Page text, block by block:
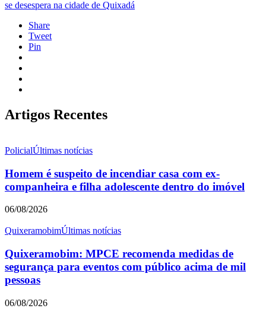
se desespera na cidade de Quixadá
Share
Tweet
Pin
Artigos Recentes
PolicialÚltimas notícias
Homem é suspeito de incendiar casa com ex-
companheira e filha adolescente dentro do imóvel
06/08/2026
QuixeramobimÚltimas notícias
Quixeramobim: MPCE recomenda medidas de
segurança para eventos com público acima de mil
pessoas
06/08/2026